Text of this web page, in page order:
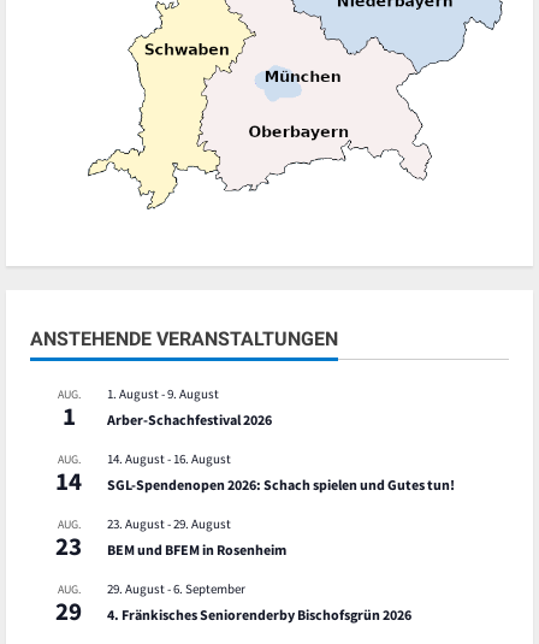
ANSTEHENDE VERANSTALTUNGEN
AUG.
1
1. August-9. August
Arber-Schachfestival 2026
AUG.
14
14. August- 16. August
SGL-Spendenopen 2026: Schach spielen und Gutes tun!
AUG.
23
23. August-29. August
BEM und BFEM in Rosenheim
AUG.
29
29. August-6. September
4. Fränkisches Seniorenderby Bischofsgrün 2026